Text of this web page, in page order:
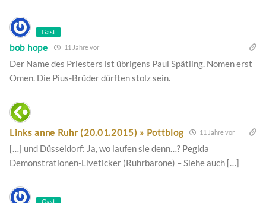
Gast
bob hope 11 Jahre vor
Der Name des Priesters ist übrigens Paul Spätling. Nomen erst
Omen. Die Pius-Brüder dürften stolz sein.
Links anne Ruhr (20.01.2015) » Pottblog 11 Jahre vor
[…] und Düsseldorf: Ja, wo laufen sie denn…? Pegida
Demonstrationen-Liveticker (Ruhrbarone) – Siehe auch […]